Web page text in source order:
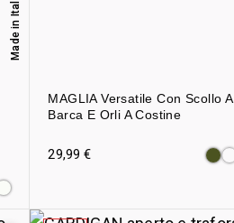
Made in Italy
MAGLIA Versatile Con Scollo A
Barca E Orli A Costine
29,99€